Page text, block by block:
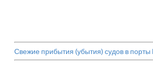
Свежие прибытия (убытия) судов в порты